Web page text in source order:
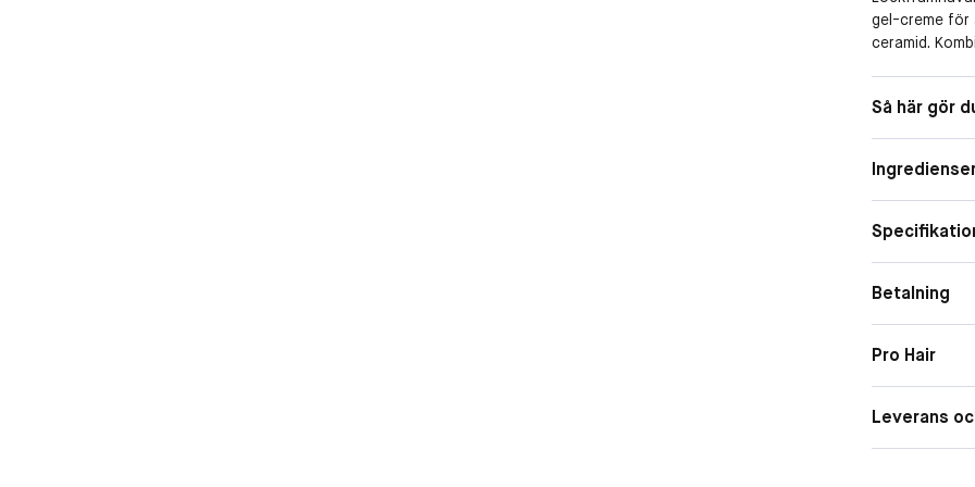
gel-creme för
ceramid.
med mjukhet,
och intensivt
Så här gör
Betalning
Pro Hair
Leverans